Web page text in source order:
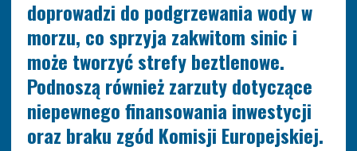
doprowadzi do podgrzewania wody w
morzu, co sprzyja zakwitom sinic i
może tworzyć strefy beztlenowe.
Podnoszą również zarzuty dotyczące
niepewnego finansowania inwestycji
oraz braku zgód Komisji Europejskiej.